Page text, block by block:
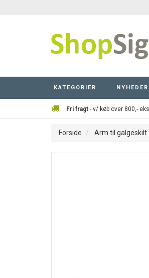
KATEGORIER NYHEDER
Fri fragt - v/ køb over 800,-
Forside Arm til galgeskilt